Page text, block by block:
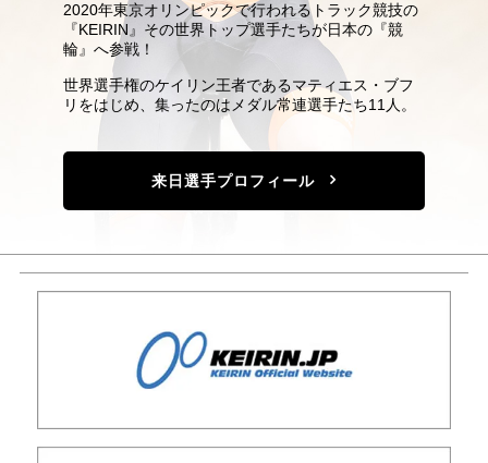
2020年東京オリンピックで行われるトラック競技の
『KEIRIN』その世界トップ選手たちが日本の『競
輪』へ参戦！
世界選手権のケイリン王者であるマティエス・ブフ
リをはじめ、集ったのはメダル常連選手たち11人。
来日選手プロフィール